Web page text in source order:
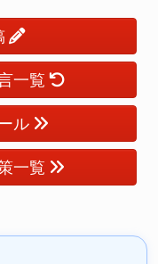
一覧
ル
一覧